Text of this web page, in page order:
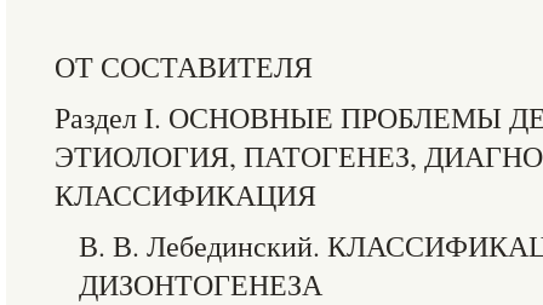
ОТ СОСТАВИТЕЛЯ
Раздел I. ОСНОВНЫЕ ПРОБЛЕМЫ
ЭТИОЛОГИЯ, ПАТОГЕНЕЗ,
КЛАССИФИКАЦИЯ
В. В. Лебединский.
ДИЗОНТОГЕНЕЗА